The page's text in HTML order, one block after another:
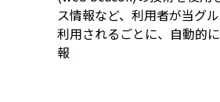
ス情報など、利用者が当グ
利用されるごとに、自動的
報